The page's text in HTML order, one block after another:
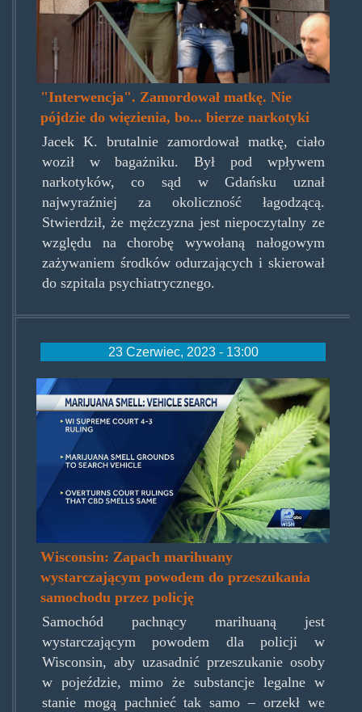
"Interwencja". Zamordował matkę. Nie
pójdzie do więzienia, bo... bierze narkotyki
Jacek K. brutalnie zamordował matkę, ciało
woził w bagażniku. Był pod wpływem
narkotyków, co sąd w Gdańsku uznał
najwyraźniej za okoliczność łagodzącą.
Stwierdził, że mężczyzna jest niepoczytalny ze
względu na chorobę wywołaną nałogowym
zażywaniem środków odurzających i skierował
do szpitala psychiatrycznego.
23 Czerwiec, 2023 - 13:00
mjsmellvehiclesearch.jpg
Wisconsin: Zapach marihuany
wystarczającym powodem do przeszukania
samochodu przez policję
Samochód pachnący marihuaną jest
wystarczającym powodem dla policji w
Wisconsin, aby uzasadnić przeszukanie osoby
w pojeździe, mimo że substancje legalne w
stanie mogą pachnieć tak samo – orzekł we